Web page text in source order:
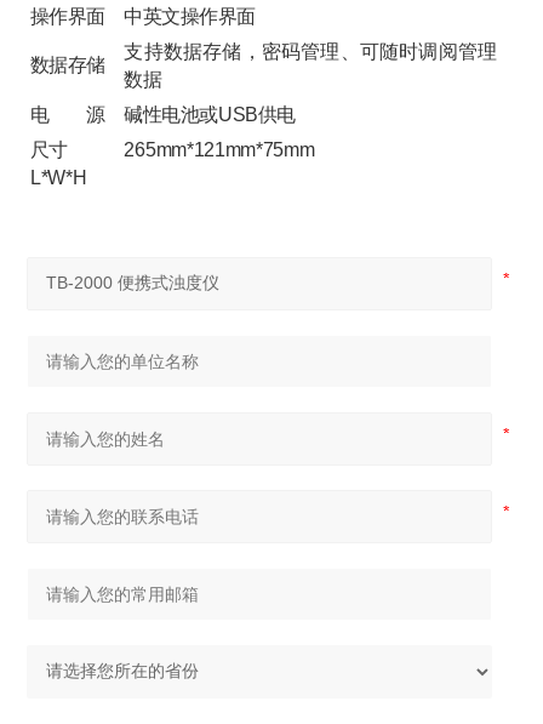
操作界面
中英文操作界面
数据存储
支持数据存储，密码管理、可随时调阅管理
数据
电 源
碱性电池或USB供电
尺寸
L*W*H
265mm*121mm*75mm